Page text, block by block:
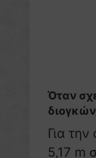
Όταν
Για
5,17 m